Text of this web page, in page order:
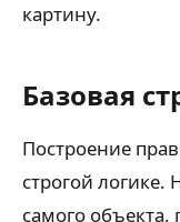
картину.
Базовая
Построение
строгой
самого объекта,